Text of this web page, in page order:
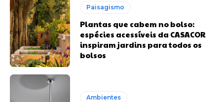
Paisagismo
Plantas que cabem no bolso:
espécies acessíveis da CASACOR
inspiram jardins para todos os
bolsos
Ambientes